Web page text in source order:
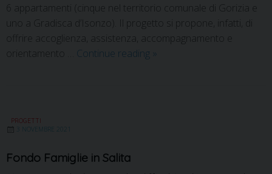
6 appartamenti (cinque nel territorio comunale di Gorizia e
uno a Gradisca d’Isonzo). Il progetto si propone, infatti, di
offrire accoglienza, assistenza, accompagnamento e
orientamento … Continue reading »
PROGETTI
3 NOVEMBRE 2021
Fondo Famiglie in Salita